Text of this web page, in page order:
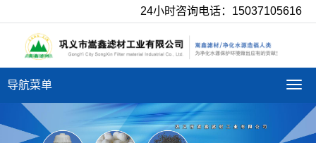
24小时咨询电话：15037105616
导
单
导航菜单